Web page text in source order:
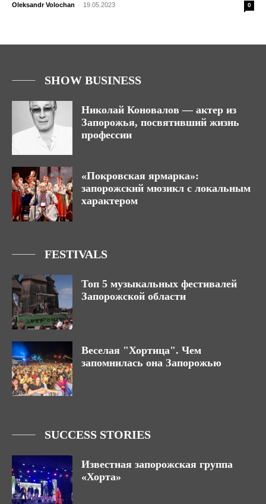
Oleksandr Volochan - 19.05.2023 0
SHOW BUSINESS
Николай Коновалов — актер из
Запорожья, посвятивший жизнь
профессии
«Покровская ярмарка»:
запорожский мюзикл с локальным
характером
FESTIVALS
Топ 5 музыкальных фестивалей
Запорожской области
Веселая "Хортица". Чем
запомнилась она Запорожью
SUCCESS STORIES
Известная запорожская группа
«Хорта»